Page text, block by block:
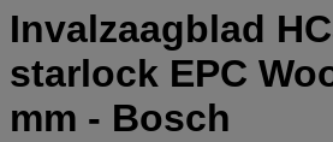
Invalzaagblad
starlock EPC
mm - Bosch